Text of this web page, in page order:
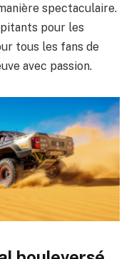
spectaculaire.
pour les
tous les fans de
avec passion.